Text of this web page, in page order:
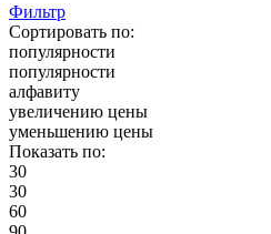
Фильтр
Сортировать по:
популярности
популярности
алфавиту
увеличению цены
уменьшению цены
Показать по:
30
30
60